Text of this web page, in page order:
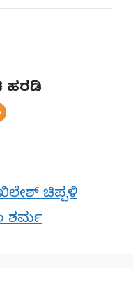
ಹರಡಿ
ಚಿಪ್ಪಳಿ
ಶರ್ಮ